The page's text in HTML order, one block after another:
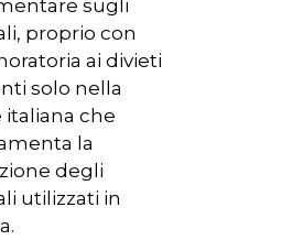
sugli
proprio con
ai divieti
solo nella
italiana che
la
degli
utilizzati in